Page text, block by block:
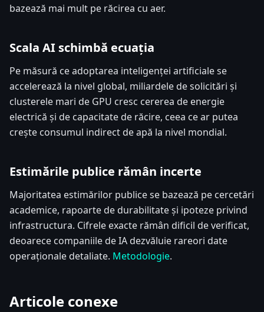
bazează mai mult pe răcirea cu aer.
Scala AI schimbă ecuația
Pe măsură ce adoptarea inteligenței artificiale se
accelerează la nivel global, miliardele de solicitări și
clusterele mari de GPU cresc cererea de energie
electrică și de capacitate de răcire, ceea ce ar putea
crește consumul indirect de apă la nivel mondial.
Estimările publice rămân incerte
Majoritatea estimărilor publice se bazează pe cercetări
academice, rapoarte de durabilitate și ipoteze privind
infrastructura. Cifrele exacte rămân dificil de verificat,
deoarece companiile de IA dezvăluie rareori date
operaționale detaliate. Metodologie.
Articole conexe